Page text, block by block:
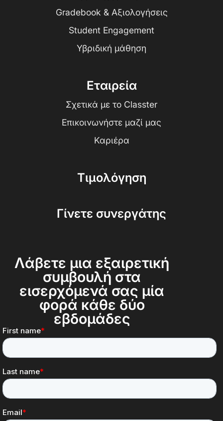
Gradebook & Αξιολογήσεις
Student Engagement
Υβριδική μάθηση
Εταιρεία
Σχετικά με το Classter
Επικοινωνήστε μαζί μας
Καριέρα
Τιμολόγηση
Γίνετε συνεργάτης
Λάβετε μια εξαιρετική
συμβουλή στα
εισερχόμενά σας μία
φορά κάθε δύο
εβδομάδες